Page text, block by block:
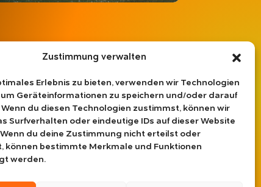
Zustimmung verwalten
Erlebnis zu bieten, verwenden wir Technologien
um Geräteinformationen zu speichern und/oder darauf
du diesen Technologien zustimmst, können wir
Surfverhalten oder eindeutige IDs auf dieser Website
du deine Zustimmung nicht erteilst oder
können bestimmte Merkmale und Funktionen
werden.
Richtlinie